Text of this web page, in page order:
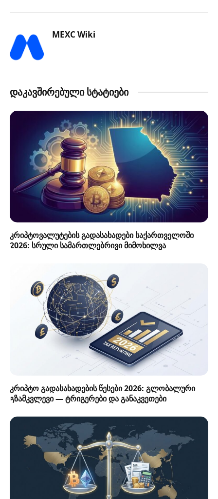
MEXC Wiki
დაკავშირებული სტატიები
კრიპტოვალუტების გადასახადები საქართველოში
2026: სრული სამართლებრივი მიმოხილვა
კრიპტო გადასახადების წესები 2026: გლობალური
გზამკვლევი — ტრიგერები და განაკვეთები